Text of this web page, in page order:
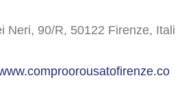
Neri, 90/R, 50122 Firenze, Itali